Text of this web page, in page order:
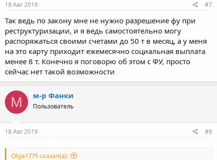
18 Авг 2019 #7
Так ведь по закону мне не нужно разрешение фу при
реструктуризации, и я ведь самостоятельно могу
распоряжаться своими счетами до 50 т в месяц, а у меня
на это карту приходит ежемесячно социальная выплата
менее 8 т. Конечно я поговорю об этом с ФУ, просто
сейчас нет такой возможности
М м-р Фанки
Пользователь
18 Авг 2019 #8
Olga1775 сказал(а):